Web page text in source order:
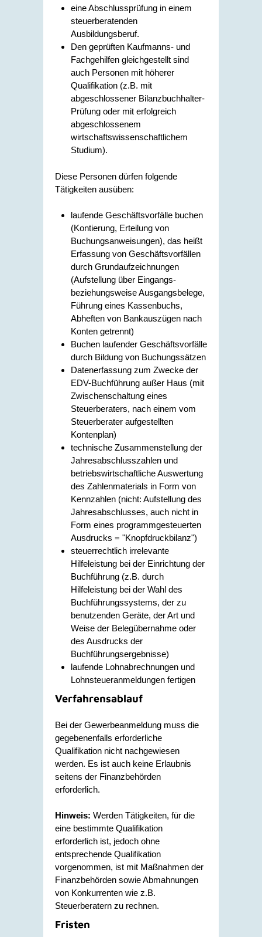
eine Abschlussprüfung in einem
steuerberatenden
Ausbildungsberuf.
Den geprüften Kaufmanns- und
Fachgehilfen gleichgestellt sind
auch Personen mit höherer
Qualifikation (z.B. mit
abgeschlossener Bilanzbuchhalter-
Prüfung oder mit erfolgreich
abgeschlossenem
wirtschaftswissenschaftlichem
Studium).
Diese Personen dürfen folgende
Tätigkeiten ausüben:
laufende Geschäftsvorfälle buchen
(Kontierung, Erteilung von
Buchungsanweisungen), das heißt
Erfassung von Geschäftsvorfällen
durch Grundaufzeichnungen
(Aufstellung über Eingangs-
beziehungsweise Ausgangsbelege,
Führung eines Kassenbuchs,
Abheften von Bankauszügen nach
Konten getrennt)
Buchen laufender Geschäftsvorfälle
durch Bildung von Buchungssätzen
Datenerfassung zum Zwecke der
EDV-Buchführung außer Haus (mit
Zwischenschaltung eines
Steuerberaters, nach einem vom
Steuerberater aufgestellten
Kontenplan)
technische Zusammenstellung der
Jahresabschlusszahlen und
betriebswirtschaftliche Auswertung
des Zahlenmaterials in Form von
Kennzahlen (nicht: Aufstellung des
Jahresabschlusses, auch nicht in
Form eines programmgesteuerten
Ausdrucks = "Knopfdruckbilanz")
steuerrechtlich irrelevante
Hilfeleistung bei der Einrichtung der
Buchführung (z.B. durch
Hilfeleistung bei der Wahl des
Buchführungssystems, der zu
benutzenden Geräte, der Art und
Weise der Belegübernahme oder
des Ausdrucks der
Buchführungsergebnisse)
laufende Lohnabrechnungen und
Lohnsteueranmeldungen fertigen
Verfahrensablauf
Bei der Gewerbeanmeldung muss die
gegebenenfalls erforderliche
Qualifikation nicht nachgewiesen
werden. Es ist auch keine Erlaubnis
seitens der Finanzbehörden
erforderlich.
Hinweis: Werden Tätigkeiten, für die
eine bestimmte Qualifikation
erforderlich ist, jedoch ohne
entsprechende Qualifikation
vorgenommen, ist mit Maßnahmen der
Finanzbehörden sowie Abmahnungen
von Konkurrenten wie z.B.
Steuerberatern zu rechnen.
Fristen